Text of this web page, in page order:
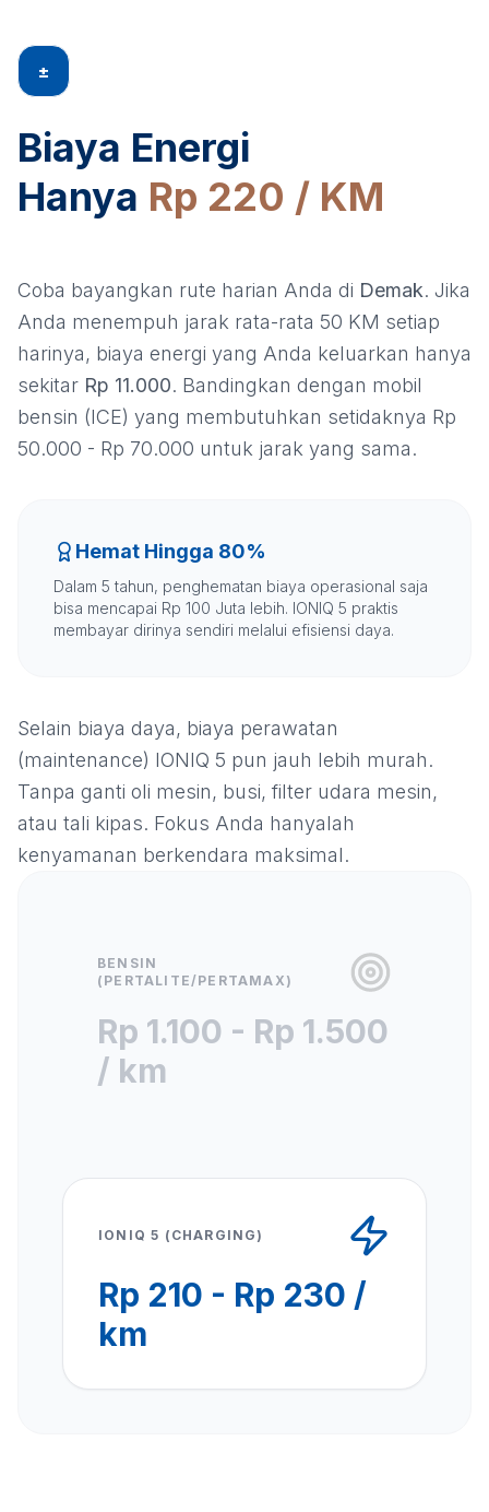
±
Biaya Energi
Hanya Rp 220 / KM
Coba bayangkan rute harian Anda di Demak. Jika
Anda menempuh jarak rata-rata 50 KM setiap
harinya, biaya energi yang Anda keluarkan hanya
sekitar Rp 11.000. Bandingkan dengan mobil
bensin (ICE) yang membutuhkan setidaknya Rp
50.000 - Rp 70.000 untuk jarak yang sama.
Hemat Hingga 80%
Dalam 5 tahun, penghematan biaya operasional saja
bisa mencapai Rp 100 Juta lebih. IONIQ 5 praktis
membayar dirinya sendiri melalui efisiensi daya.
Selain biaya daya, biaya perawatan
(maintenance) IONIQ 5 pun jauh lebih murah.
Tanpa ganti oli mesin, busi, filter udara mesin,
atau tali kipas. Fokus Anda hanyalah
kenyamanan berkendara maksimal.
BENSIN
(PERTALITE/PERTAMAX)
Rp 1.100 - Rp 1.500
/ km
IONIQ 5 (CHARGING)
Rp 210 - Rp 230 /
km